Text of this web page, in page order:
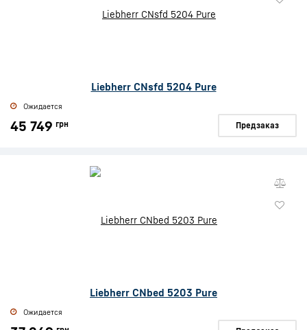
Liebherr CNsfd 5204 Pure
Ожидается
45 749 грн Предзаказ
Liebherr CNbed 5203 Pure
Ожидается